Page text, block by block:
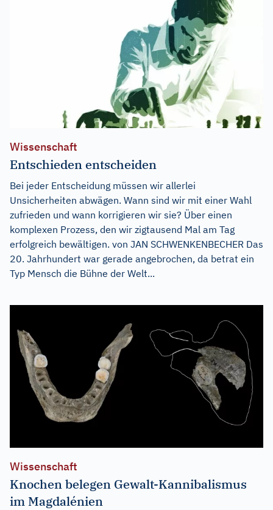
Wissenschaft
Entschieden entscheiden
Bei jeder Entscheidung müssen wir allerlei
Unsicherheiten abwägen. Wann sind wir mit einer Wahl
zufrieden und wann korrigieren wir sie? Über einen
komplexen Prozess, den wir zigtausend Mal am Tag
erfolgreich bewältigen. von JAN SCHWENKENBECHER Das
20. Jahrhundert war gerade angebrochen, da betrat ein
Typ Mensch die Bühne der Welt...
Wissenschaft
Knochen belegen Gewalt-Kannibalismus
im Magdalénien